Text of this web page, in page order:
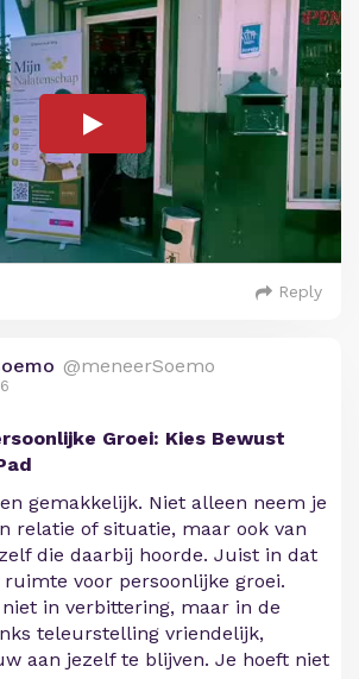
Reply
@meneerSoemo
Groei: Kies Bewust
gemakkelijk. Niet alleen neem je
relatie of situatie, maar ook van
die daarbij hoorde. Juist in dat
voor persoonlijke groei.
in verbittering, maar in de
teleurstelling vriendelijk,
aan jezelf te blijven. Je hoeft niet